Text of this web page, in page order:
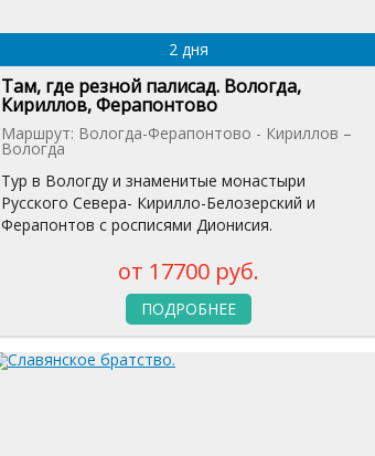
2 дня
Там, где резной палисад. Вологда,
Кириллов, Ферапонтово
Маршрут: Вологда-Ферапонтово - Кириллов –
Вологда
Тур в Вологду и знаменитые монастыри
Русского Севера- Кирилло-Белозерский и
Ферапонтов с росписями Дионисия.
от 17700 руб.
ПОДРОБНЕЕ